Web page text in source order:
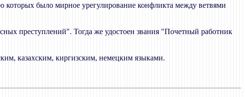
было мирное урегулирование конфликта между ветвями
преступлений". Тогда же удостоен звания "Почетный работник
казахским, киргизским, немецким языками.